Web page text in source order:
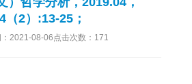
（2）:13-25；
2021-08-06点击次数： 171